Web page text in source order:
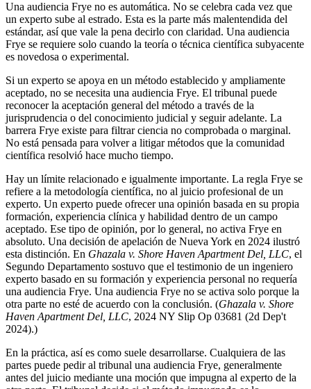
Una audiencia Frye no es automática. No se celebra cada vez que
un experto sube al estrado. Esta es la parte más malentendida del
estándar, así que vale la pena decirlo con claridad. Una audiencia
Frye se requiere solo cuando la teoría o técnica científica subyacente
es novedosa o experimental.
Si un experto se apoya en un método establecido y ampliamente
aceptado, no se necesita una audiencia Frye. El tribunal puede
reconocer la aceptación general del método a través de la
jurisprudencia o del conocimiento judicial y seguir adelante. La
barrera Frye existe para filtrar ciencia no comprobada o marginal.
No está pensada para volver a litigar métodos que la comunidad
científica resolvió hace mucho tiempo.
Hay un límite relacionado e igualmente importante. La regla Frye se
refiere a la metodología científica, no al juicio profesional de un
experto. Un experto puede ofrecer una opinión basada en su propia
formación, experiencia clínica y habilidad dentro de un campo
aceptado. Ese tipo de opinión, por lo general, no activa Frye en
absoluto. Una decisión de apelación de Nueva York en 2024 ilustró
esta distinción. En Ghazala v. Shore Haven Apartment Del, LLC, el
Segundo Departamento sostuvo que el testimonio de un ingeniero
experto basado en su formación y experiencia personal no requería
una audiencia Frye. Una audiencia Frye no se activa solo porque la
otra parte no esté de acuerdo con la conclusión. (Ghazala v. Shore
Haven Apartment Del, LLC, 2024 NY Slip Op 03681 (2d Dep't
2024).)
En la práctica, así es como suele desarrollarse. Cualquiera de las
partes puede pedir al tribunal una audiencia Frye, generalmente
antes del juicio mediante una moción que impugna al experto de la